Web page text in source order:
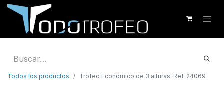
Todos los productos Trofeo Económico de 3 alturas. Ref. 24069